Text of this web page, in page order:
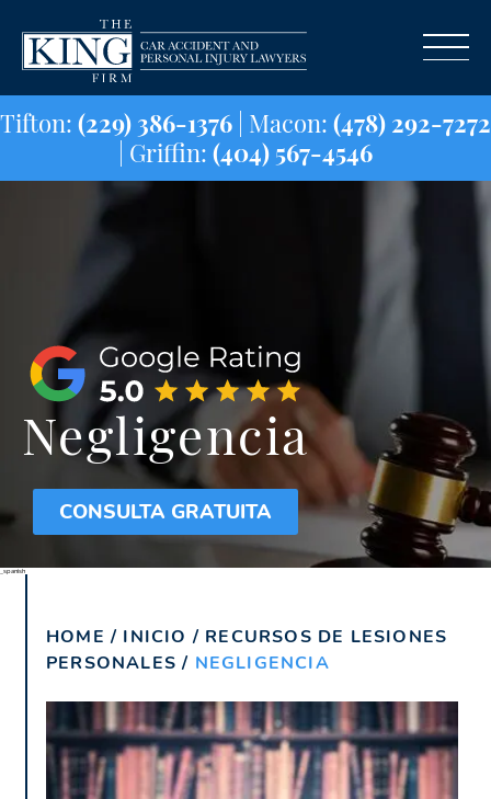
Tifton:(229) 386-1376| Macon:(478)
| Griffin:(404) 567-4546
Negligencia
CONSULTA GRATUITA
_spanish
HOME / INICIO / RECURSOS DE LESIONES
PERSONALES / NEGLIGENCIA